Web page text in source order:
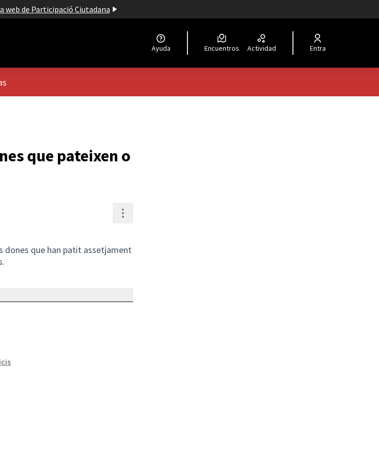
web de Participació Ciutadana
Ayuda Encuentros Actividad Entra
que pateixen o
Controles de recursos
dones que han patit assetjament